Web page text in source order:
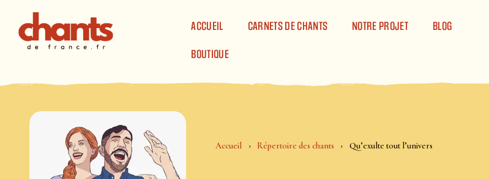
ACCUEIL
CARNETS DE CHANTS NOTRE PROJET BLOG
BOUTIQUE
Accueil Répertoire des chants Qu’exulte tout l’univers